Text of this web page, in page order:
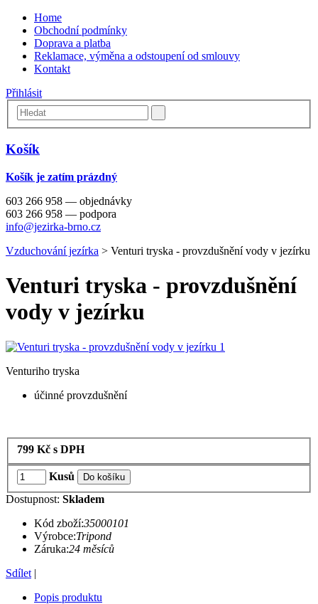
Home
Obchodní podmínky
Doprava a platba
Reklamace, výměna a odstoupení od smlouvy
Kontakt
Přihlásit
Košík
Košík je zatím prázdný
603 266 958 — objednávky
603 266 958 — podpora
info@jezirka-brno.cz
Vzduchování jezírka > Venturi tryska - provzdušnění vody v jezírku
Venturi tryska - provzdušnění
vody v jezírku
Venturiho tryska
účinné provzdušnění
799 Kč s DPH
Kusů Do košíku
Dostupnost: Skladem
Kód zboží:35000101
Výrobce:Tripond
Záruka:24 měsíců
Sdílet |
Popis produktu